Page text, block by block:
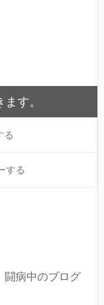
す。
る
する
闘病中のブログ